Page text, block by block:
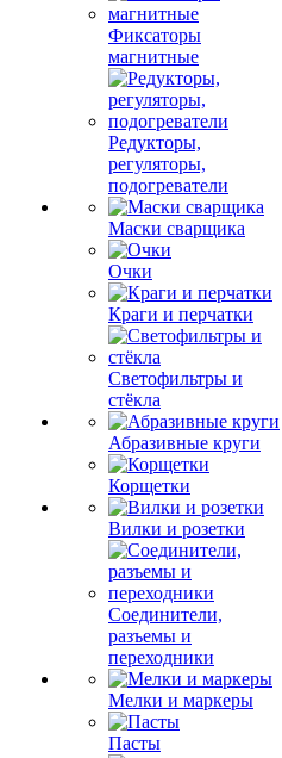
Фиксаторы
магнитные
Редукторы,
регуляторы,
подогреватели
Маски сварщика
Очки
Краги и перчатки
Светофильтры и
стёкла
Абразивные круги
Корщетки
Вилки и розетки
Соединители,
разъемы и
переходники
Мелки и маркеры
Пасты